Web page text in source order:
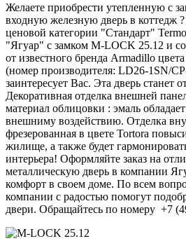
Желаете приобрести утепленную с
входную железную дверь в коттедж ?
ценовой категории "Стандарт"
"Ягуар" с замком M-LOCK 25.12 и
от известного бренда Armadillo
(номер производителя: LD26-1SN/
заинтересует Вас. Эта дверь станет
Декоративная отделка внешней
материал облицовки : эмаль
внешниму воздействию. Отделка
фрезерованная в цвете Tortora
жилище, а также будет
интерьера! Оформляйте заказ на
металлическую дверь в компании
комфорт в своем доме. По всем
компании с радостью помогут
двери. Обращайтесь по номеру +7